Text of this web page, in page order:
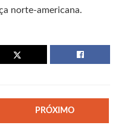
norte-americana.
PRÓXIMO